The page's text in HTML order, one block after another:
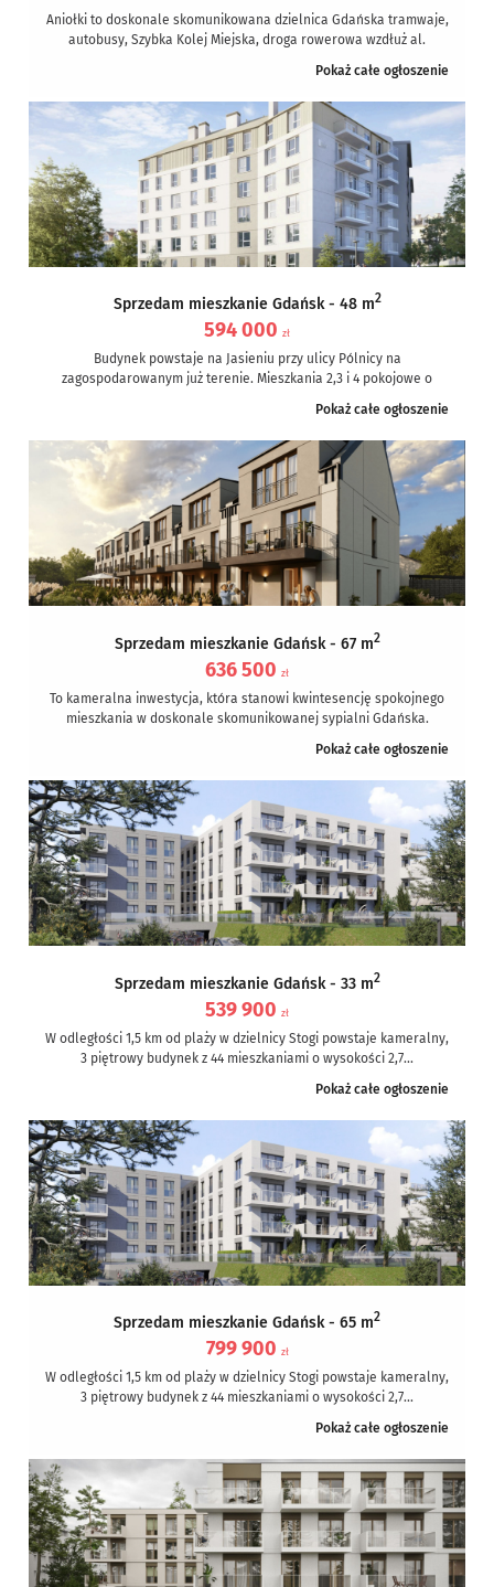
Aniołki to doskonale skomunikowana dzielnica Gdańska tramwaje,
autobusy, Szybka Kolej Miejska, droga rowerowa wzdłuż al.
Pokaż całe ogłoszenie
Sprzedam mieszkanie Gdańsk - 48 m2
594 000 zł
Budynek powstaje na Jasieniu przy ulicy Pólnicy na
zagospodarowanym już terenie. Mieszkania 2,3 i 4 pokojowe o
Pokaż całe ogłoszenie
Sprzedam mieszkanie Gdańsk - 67 m2
636 500 zł
To kameralna inwestycja, która stanowi kwintesencję spokojnego
mieszkania w doskonale skomunikowanej sypialni Gdańska.
Pokaż całe ogłoszenie
Sprzedam mieszkanie Gdańsk - 33 m2
539 900 zł
W odległości 1,5 km od plaży w dzielnicy Stogi powstaje kameralny,
3 piętrowy budynek z 44 mieszkaniami o wysokości 2,7...
Pokaż całe ogłoszenie
Sprzedam mieszkanie Gdańsk - 65 m2
799 900 zł
W odległości 1,5 km od plaży w dzielnicy Stogi powstaje kameralny,
3 piętrowy budynek z 44 mieszkaniami o wysokości 2,7...
Pokaż całe ogłoszenie